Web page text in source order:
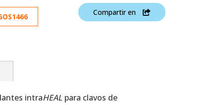
Compartir en
intraHEAL para clavos de